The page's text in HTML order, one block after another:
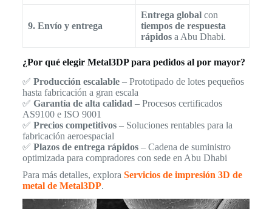
9. Envío y entrega
Entrega globalcon
tiempos de respuesta
rápidosa Abu Dhabi.
¿Por qué elegir Metal3DP para pedidos al por mayor?
✅ Producción escalable– Prototipado de lotes pequeños
hasta fabricación a gran escala
✅ Garantía de alta calidad– Procesos certificados
AS9100 e ISO 9001
✅ Precios competitivos– Soluciones rentables para la
fabricación aeroespacial
✅ Plazos de entrega rápidos– Cadena de suministro
optimizada para compradores con sede en Abu Dhabi
Para más detalles, explora Servicios de impresión 3D de
metal de Metal3DP.